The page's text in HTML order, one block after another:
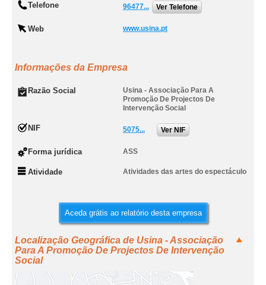
Telefone 96477... Ver Telefone
Web www.usina.pt
Informações da Empresa
Razão Social
Usina - Associação Para A
Promoção De Projectos De
Intervenção Social
NIF 5075... Ver NIF
Forma jurídica ASS
Atividade Atividades das artes do espectáculo
Aceda grátis ao relatório desta empresa
Localização Geográfica de Usina - Associação
Para A Promoção De Projectos De Intervenção
Social